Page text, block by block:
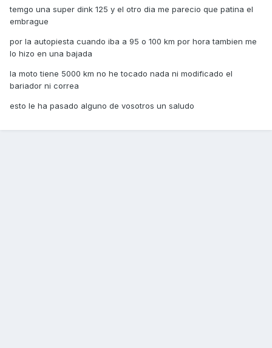
temgo una super dink 125 y el otro dia me parecio que patina el
embrague
por la autopiesta cuando iba a 95 o 100 km por hora tambien me
lo hizo en una bajada
la moto tiene 5000 km no he tocado nada ni modificado el
bariador ni correa
esto le ha pasado alguno de vosotros un saludo